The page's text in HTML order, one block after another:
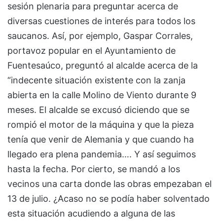
sesión plenaria para preguntar acerca de
diversas cuestiones de interés para todos los
saucanos. Así, por ejemplo, Gaspar Corrales,
portavoz popular en el Ayuntamiento de
Fuentesaúco, preguntó al alcalde acerca de la
“indecente situación existente con la zanja
abierta en la calle Molino de Viento durante 9
meses. El alcalde se excusó diciendo que se
rompió el motor de la máquina y que la pieza
tenía que venir de Alemania y que cuando ha
llegado era plena pandemia…. Y así seguimos
hasta la fecha. Por cierto, se mandó a los
vecinos una carta donde las obras empezaban el
13 de julio. ¿Acaso no se podía haber solventado
esta situación acudiendo a alguna de las